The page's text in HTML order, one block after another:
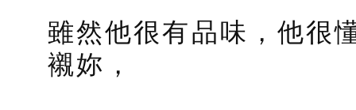
雖然他很有品味，他很
襯妳，